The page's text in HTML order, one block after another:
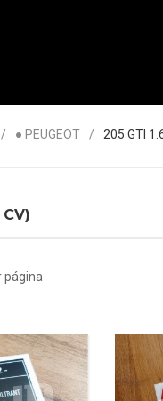
● PEUGEOT 205 GTI
CV)
página